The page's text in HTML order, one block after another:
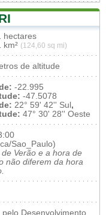
hectares
km² (124,60 sq mi)
de altitude
-22.995
-47.5078
22° 59' 42'' Sul,
47° 30' 28'' Oeste
Sao_Paulo)
de Verão e a hora de
não diferem da hora
pelo Desenvolvimento